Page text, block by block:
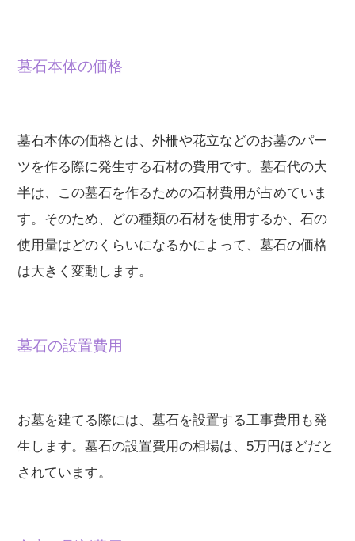
墓石本体の価格
墓石本体の価格とは、外柵や花立などのお墓のパー
ツを作る際に発生する石材の費用です。墓石代の大
半は、この墓石を作るための石材費用が占めていま
す。そのため、どの種類の石材を使用するか、石の
使用量はどのくらいになるかによって、墓石の価格
は大きく変動します。
墓石の設置費用
お墓を建てる際には、墓石を設置する工事費用も発
生します。墓石の設置費用の相場は、5万円ほどだと
されています。